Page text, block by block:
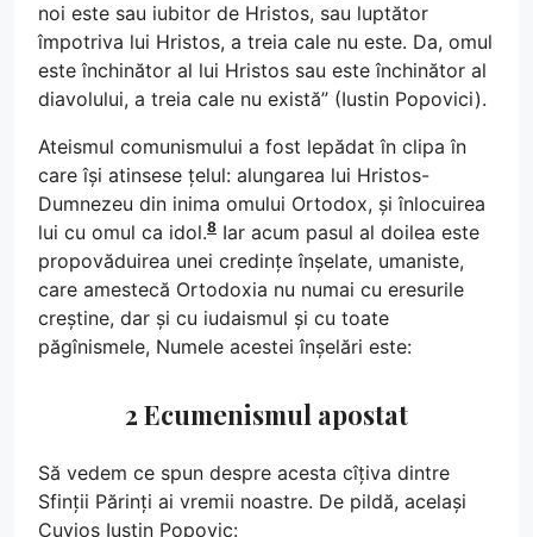
noi este sau iubitor de Hristos, sau luptător
împotriva lui Hristos, a treia cale nu este. Da, omul
este închinător al lui Hristos sau este închinător al
diavolului, a treia cale nu există” (Iustin Popovici).
Ateismul comunismului a fost lepădat în clipa în
care își atinsese țelul: alungarea lui Hristos-
Dumnezeu din inima omului Ortodox, și înlocuirea
lui cu omul ca idol.8 Iar acum pasul al doilea este
propovăduirea unei credințe înșelate, umaniste,
care amestecă Ortodoxia nu numai cu eresurile
creștine, dar și cu iudaismul și cu toate
păgînismele, Numele acestei înșelări este:
2 Ecumenismul apostat
Să vedem ce spun despre acesta cîțiva dintre
Sfinții Părinți ai vremii noastre. De pildă, același
Cuvios Iustin Popovic: